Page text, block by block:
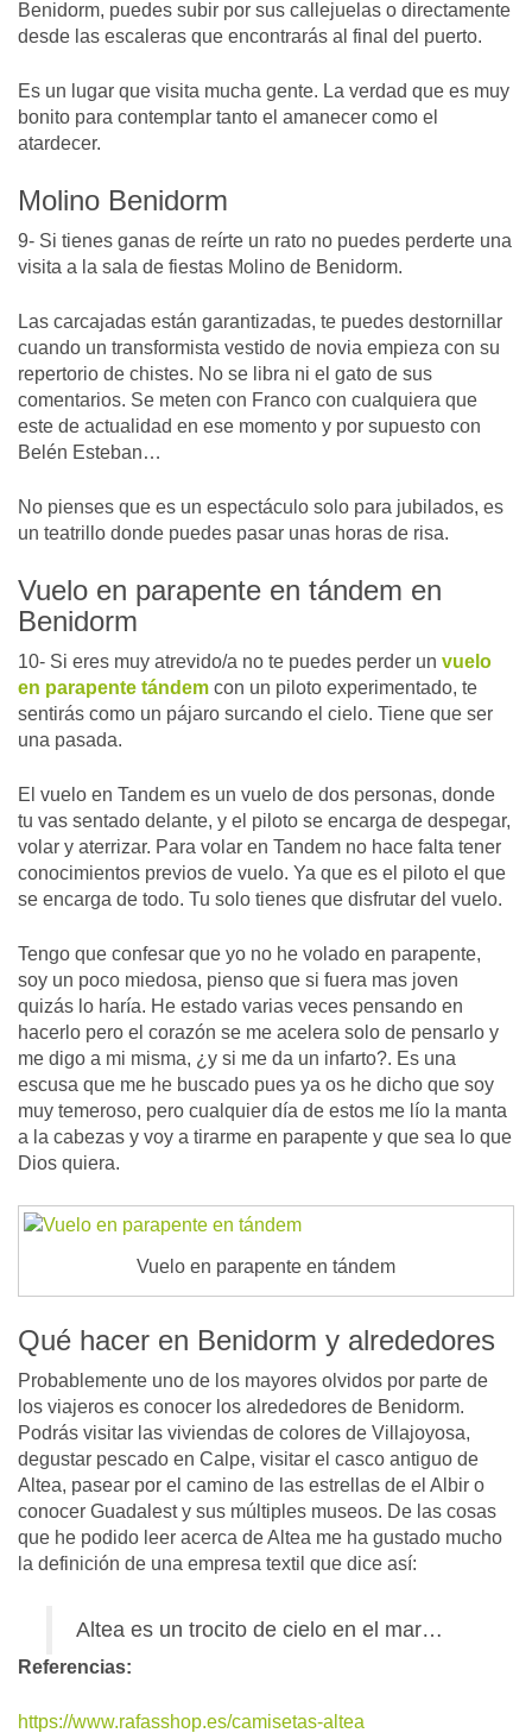
Benidorm, puedes subir por sus callejuelas o directamente
desde las escaleras que encontrarás al final del puerto.
Es un lugar que visita mucha gente. La verdad que es muy
bonito para contemplar tanto el amanecer como el
atardecer.
Molino Benidorm
9- Si tienes ganas de reírte un rato no puedes perderte una
visita a la sala de fiestas Molino de Benidorm.
Las carcajadas están garantizadas, te puedes destornillar
cuando un transformista vestido de novia empieza con su
repertorio de chistes. No se libra ni el gato de sus
comentarios. Se meten con Franco con cualquiera que
este de actualidad en ese momento y por supuesto con
Belén Esteban…
No pienses que es un espectáculo solo para jubilados, es
un teatrillo donde puedes pasar unas horas de risa.
Vuelo en parapente en tándem en
Benidorm
10- Si eres muy atrevido/a no te puedes perder un vuelo
en parapente tándem con un piloto experimentado, te
sentirás como un pájaro surcando el cielo. Tiene que ser
una pasada.
El vuelo en Tandem es un vuelo de dos personas, donde
tu vas sentado delante, y el piloto se encarga de despegar,
volar y aterrizar. Para volar en Tandem no hace falta tener
conocimientos previos de vuelo. Ya que es el piloto el que
se encarga de todo. Tu solo tienes que disfrutar del vuelo.
Tengo que confesar que yo no he volado en parapente,
soy un poco miedosa, pienso que si fuera mas joven
quizás lo haría. He estado varias veces pensando en
hacerlo pero el corazón se me acelera solo de pensarlo y
me digo a mi misma, ¿y si me da un infarto?. Es una
escusa que me he buscado pues ya os he dicho que soy
muy temeroso, pero cualquier día de estos me lío la manta
a la cabezas y voy a tirarme en parapente y que sea lo que
Dios quiera.
Vuelo en parapente en tándem
Qué hacer en Benidorm y alrededores
Probablemente uno de los mayores olvidos por parte de
los viajeros es conocer los alrededores de Benidorm.
Podrás visitar las viviendas de colores de Villajoyosa,
degustar pescado en Calpe, visitar el casco antiguo de
Altea, pasear por el camino de las estrellas de el Albir o
conocer Guadalest y sus múltiples museos. De las cosas
que he podido leer acerca de Altea me ha gustado mucho
la definición de una empresa textil que dice así:
Altea es un trocito de cielo en el mar…
Referencias:
https://www.rafasshop.es/camisetas-altea